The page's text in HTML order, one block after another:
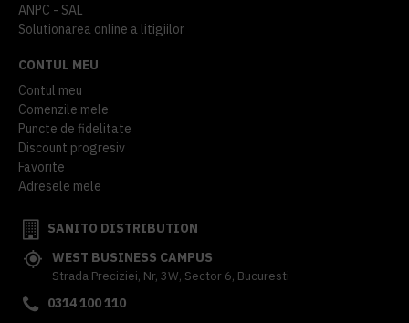
ANPC - SAL
Solutionarea online a litigiilor
CONTUL MEU
Contul meu
Comenzile mele
Puncte de fidelitate
Discount progresiv
Favorite
Adresele mele
SANITO DISTRIBUTION
WEST BUSINESS CAMPUS
Strada Preciziei, Nr, 3W, Sector 6, Bucuresti
0314 100 110